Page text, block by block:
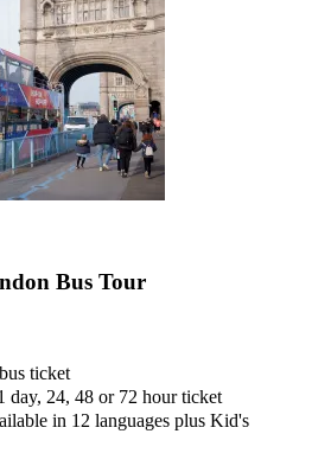
Bus Tour
ticket
day, 24, 48 or 72 hour ticket
in 12 languages plus Kid's